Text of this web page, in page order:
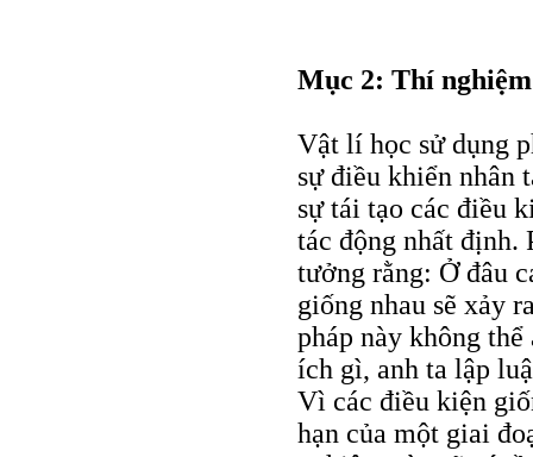
Mục 2: Thí nghiệm
Vật lí học sử dụng
sự điều khiển nhân
sự tái tạo các điều
tác động nhất định.
tưởng rằng: Ở đâu
giống nhau sẽ xảy
pháp này không
ích gì, anh ta lập
Vì các điều kiện
hạn của một giai